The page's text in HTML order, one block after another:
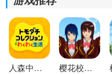
人森中文版 樱花校园模拟器1.048.00中文版